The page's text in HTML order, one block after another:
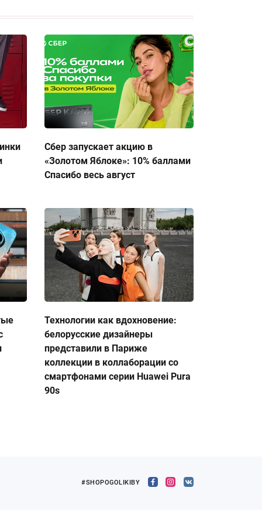
Сбер запускает акцию в
«Золотом Яблоке»: 10% баллами
Спасибо весь август
Технологии как вдохновение:
белорусские дизайнеры
представили в Париже
коллекции в коллаборации со
смартфонами серии Huawei Pura
90s
#SHOPOGOLIKIBY